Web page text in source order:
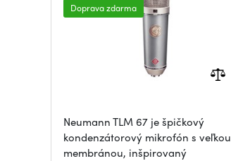
Doprava zdarma
Neumann TLM 67 je špičkový
kondenzátorový mikrofón s veľkou
membránou, inšpirovaný